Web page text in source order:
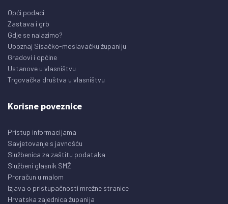
Opći podaci
Zastava i grb
Gdje se nalazimo?
Upoznaj Sisačko-moslavačku županiju
Gradovi i općine
Ustanove u vlasništvu
Trgovačka društva u vlasništvu
Korisne poveznice
Pristup informacijama
Savjetovanje s javnošću
Službenica za zaštitu podataka
Službeni glasnik SMŽ
Proračun u malom
Izjava o pristupačnosti mrežne stranice
Hrvatska zajednica županija